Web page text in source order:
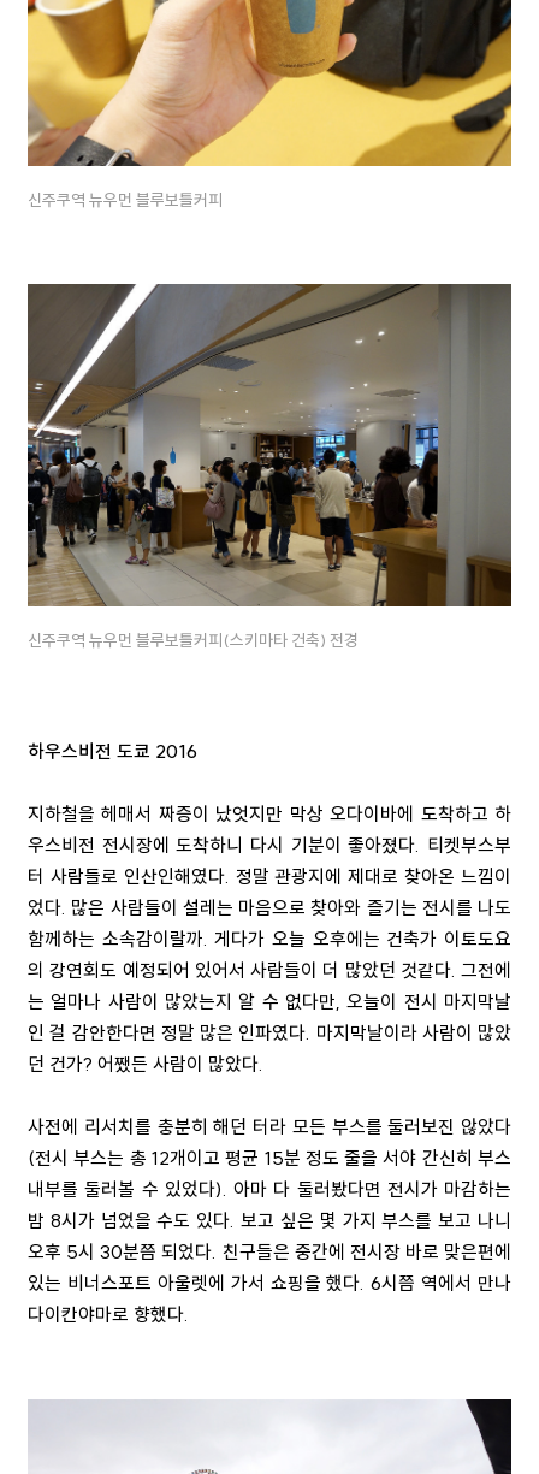
신주쿠역 뉴우먼 블루보틀커피
신주쿠역 뉴우먼 블루보틀커피(스키마타 건축) 전경
​하우스비전 도쿄 2016
지하철을 헤매서 짜증이 났엇지만 막상 오다이바에 도착하고 하
우스비전 전시장에 도착하니 다시 기분이 좋아졌다. 티켓부스부
터 사람들로 인산인해였다. 정말 관광지에 제대로 찾아온 느낌이
었다. 많은 사람들이 설레는 마음으로 찾아와 즐기는 전시를 나도
함께하는 소속감이랄까. 게다가 오늘 오후에는 건축가 이토도요
의 강연회도 예정되어 있어서 사람들이 더 많았던 것같다. 그전에
는 얼마나 사람이 많았는지 알 수 없다만, 오늘이 전시 마지막날
인 걸 감안한다면 정말 많은 인파였다. 마지막날이라 사람이 많았
던 건가? 어쨌든 사람이 많았다.
사전에 리서치를 충분히 해던 터라 모든 부스를 둘러보진 않았다
(전시 부스는 총 12개이고 평균 15분 정도 줄을 서야 간신히 부스
내부를 둘러볼 수 있었다). 아마 다 둘러봤다면 전시가 마감하는
밤 8시가 넘었을 수도 있다. 보고 싶은 몇 가지 부스를 보고 나니
오후 5시 30분쯤 되었다. 친구들은 중간에 전시장 바로 맞은편에
있는 비너스포트 아울렛에 가서 쇼핑을 했다. 6시쯤 역에서 만나
다이칸야마로 향했다.